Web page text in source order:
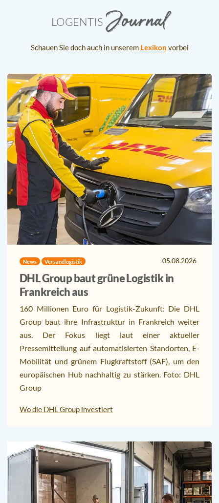
LOGENTIS Journal
Schauen Sie doch auch in unserem Lexikon vorbei
News Versandlogistik 05.08.2026
DHL Group baut grüne Logistik in
Frankreich aus
160 Millionen Euro für Logistik-Zukunft: Die DHL
Group baut ihre Infrastruktur in Frankreich weiter
aus. Der Fokus liegt laut einer aktueller
Pressemitteilung auf automatisierten Standorten, E-
Mobilität und grünem Flugkraftstoff (SAF), um den
europäischen Hub nachhaltig zu stärken. Foto: DHL
Group
Wo die DHL Group investiert